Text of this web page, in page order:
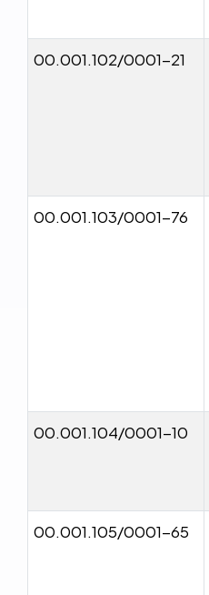
00.001.102/0001-21
00.001.103/0001-76
00.001.104/0001-10
00.001.105/0001-65